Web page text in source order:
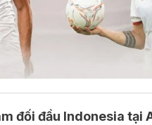
đối đầu Indonesia tại